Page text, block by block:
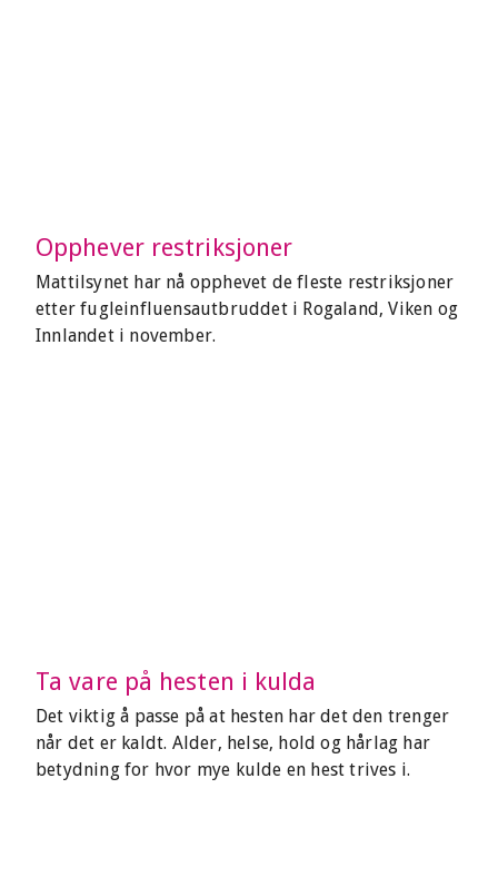
Opphever restriksjoner
Mattilsynet har nå opphevet de fleste restriksjoner
etter fugleinfluensautbruddet i Rogaland, Viken og
Innlandet i november.
Ta vare på hesten i kulda
Det viktig å passe på at hesten har det den trenger
når det er kaldt. Alder, helse, hold og hårlag har
betydning for hvor mye kulde en hest trives i.